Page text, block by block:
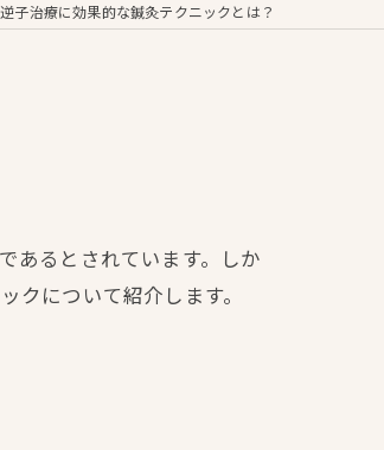
逆子治療に効果的な鍼灸テクニックとは？
あるとされています。しか
について紹介します。